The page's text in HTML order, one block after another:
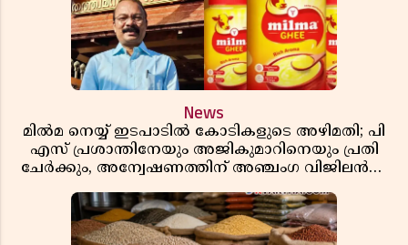
News
മിൽമ നെയ്യ് ഇടപാടിൽ കോടികളുടെ അഴിമതി; പി
എസ് പ്രശാന്തിനേയും അജികുമാറിനെയും പ്രതി
ചേർക്കും, അന്വേഷണത്തിന് അഞ്ചംഗ വിജിലൻസ്